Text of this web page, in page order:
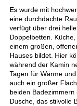
Es wurde mit
eine durchdachte
verfügt über drei
Doppelbetten.
einem großen,
Hauses bildet. Hier
während der Kamin
Tagen für Wärme
auch ein großer
beiden
Dusche, das stilvolle